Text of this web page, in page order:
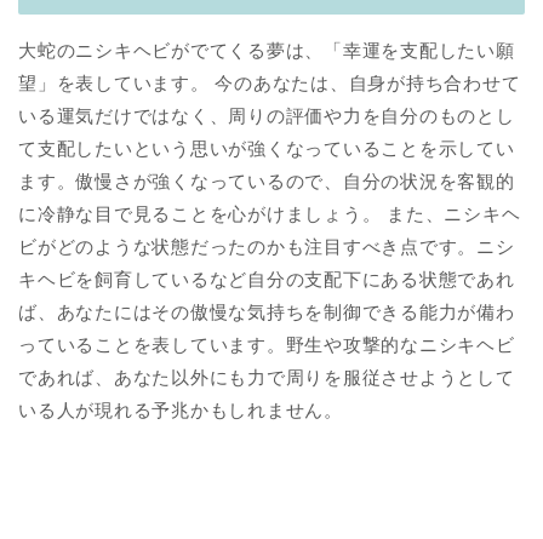
大蛇のニシキヘビがでてくる夢は、「幸運を支配したい願
望」を表しています。 今のあなたは、自身が持ち合わせて
いる運気だけではなく、周りの評価や力を自分のものとし
て支配したいという思いが強くなっていることを示してい
ます。傲慢さが強くなっているので、自分の状況を客観的
に冷静な目で見ることを心がけましょう。 また、ニシキヘ
ビがどのような状態だったのかも注目すべき点です。ニシ
キヘビを飼育しているなど自分の支配下にある状態であれ
ば、あなたにはその傲慢な気持ちを制御できる能力が備わ
っていることを表しています。野生や攻撃的なニシキヘビ
であれば、あなた以外にも力で周りを服従させようとして
いる人が現れる予兆かもしれません。